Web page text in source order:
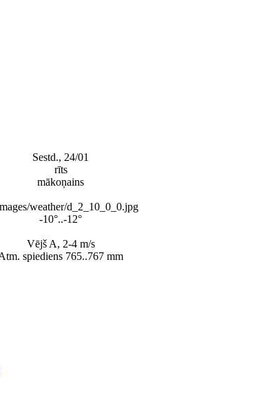
Sestd., 24/01
rīts
mākoņains
-10°..-12°
Vējš A, 2-4 m/s
spiediens 765..767 mm